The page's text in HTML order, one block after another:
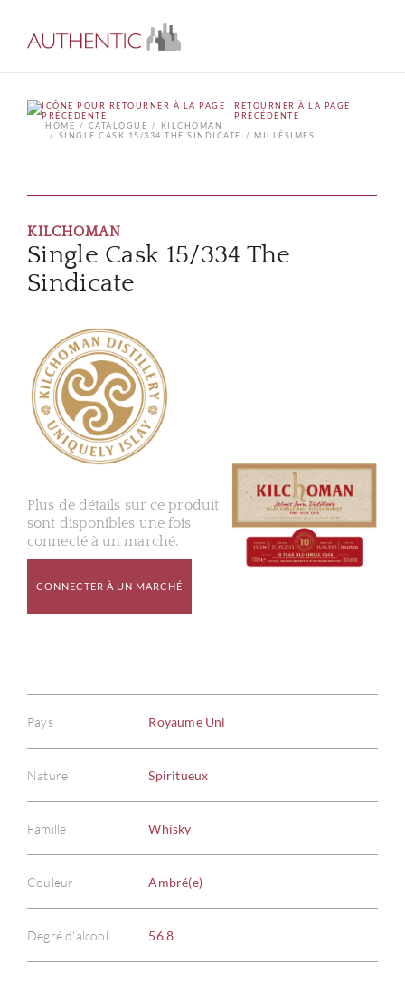
RETOURNER À LA PAGE
PRÉCÉDENTE
HOME
CATALOGUE
KILCHOMAN
SINGLE CASK 15/334 THE SINDICATE
MILLÉSIMES
KILCHOMAN
Single Cask 15/334 The
Sindicate
Plus de détails sur ce produit
sont disponibles une fois
connecté à un marché.
CONNECTER À UN MARCHÉ
Pays Royaume Uni
Nature Spiritueux
Famille Whisky
Couleur Ambré(e)
Degré d'alcool 56.8